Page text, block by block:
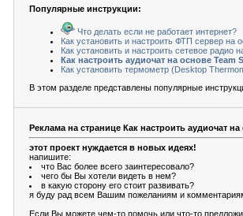
Популярные инструкции:
Что делать если не работает интернет?
Как установить и настроить ФТП сервер на
Как установить и настроить сетевое радио
Как настроить аудиочат на основе Team
Как установить термометр (Desktop
В этом разделе представлены популярные
Реклама на странице Как настроить аудиочат
этот проект нуждается в новых идеях!
напишите:
что Вас более всего заинтересовало?
чего бы Вы хотели видеть в нем?
в какую сторону его стоит развивать?
я буду рад всем Вашим пожеланиям и
Если Вы можете чем-то помочь или что-то